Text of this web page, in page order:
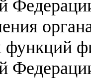
функций